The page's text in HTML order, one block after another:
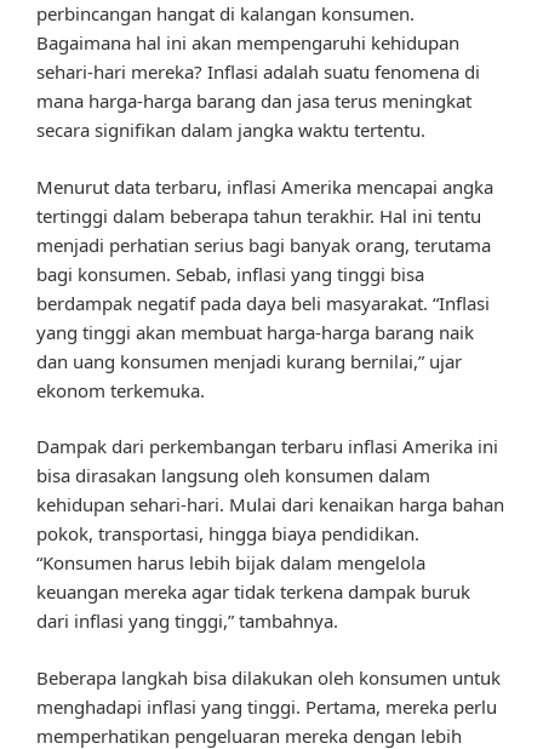
perbincangan hangat di kalangan konsumen.
Bagaimana hal ini akan mempengaruhi kehidupan
sehari-hari mereka? Inflasi adalah suatu fenomena di
mana harga-harga barang dan jasa terus meningkat
secara signifikan dalam jangka waktu tertentu.
Menurut data terbaru, inflasi Amerika mencapai angka
tertinggi dalam beberapa tahun terakhir. Hal ini tentu
menjadi perhatian serius bagi banyak orang, terutama
bagi konsumen. Sebab, inflasi yang tinggi bisa
berdampak negatif pada daya beli masyarakat. “Inflasi
yang tinggi akan membuat harga-harga barang naik
dan uang konsumen menjadi kurang bernilai,” ujar
ekonom terkemuka.
Dampak dari perkembangan terbaru inflasi Amerika ini
bisa dirasakan langsung oleh konsumen dalam
kehidupan sehari-hari. Mulai dari kenaikan harga bahan
pokok, transportasi, hingga biaya pendidikan.
“Konsumen harus lebih bijak dalam mengelola
keuangan mereka agar tidak terkena dampak buruk
dari inflasi yang tinggi,” tambahnya.
Beberapa langkah bisa dilakukan oleh konsumen untuk
menghadapi inflasi yang tinggi. Pertama, mereka perlu
memperhatikan pengeluaran mereka dengan lebih